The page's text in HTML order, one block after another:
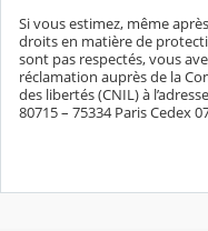
Si vous estimez, même
droits en matière de
sont pas respectés, vous
réclamation auprès de la
des libertés (CNIL) à
80715 – 75334 Paris Cedex